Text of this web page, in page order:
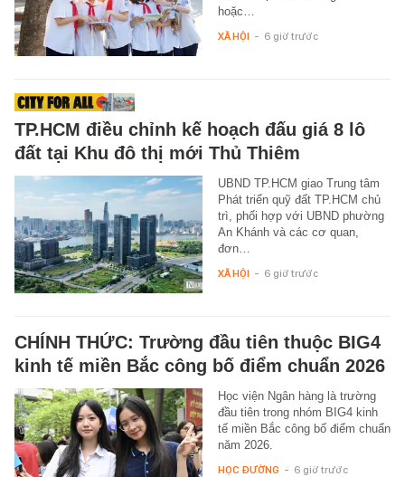
hoặc…
XÃ HỘI - 6 giờ trước
TP.HCM điều chỉnh kế hoạch đấu giá 8 lô
đất tại Khu đô thị mới Thủ Thiêm
UBND TP.HCM giao Trung tâm
Phát triển quỹ đất TP.HCM chủ
trì, phối hợp với UBND phường
An Khánh và các cơ quan,
đơn…
XÃ HỘI - 6 giờ trước
CHÍNH THỨC: Trường đầu tiên thuộc BIG4
kinh tế miền Bắc công bố điểm chuẩn 2026
Học viện Ngân hàng là trường
đầu tiên trong nhóm BIG4 kinh
tế miền Bắc công bố điểm chuẩn
năm 2026.
HỌC ĐƯỜNG - 6 giờ trước